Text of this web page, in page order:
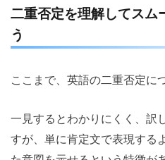
二重否定を理解してスム
う
ここまで、英語の二重否定に
一見するとわかりにくく、訳
すが、単に肯定文で表現する